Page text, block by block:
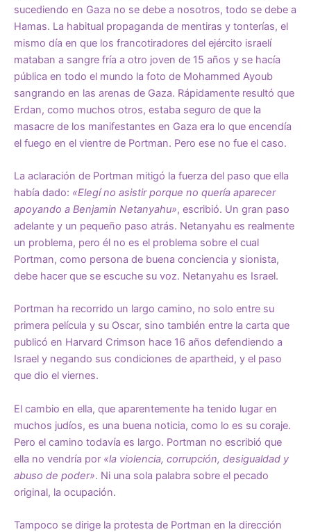
sucediendo en Gaza no se debe a nosotros, todo se debe a
Hamas. La habitual propaganda de mentiras y tonterías, el
mismo día en que los francotiradores del ejército israelí
mataban a sangre fría a otro joven de 15 años y se hacía
pública en todo el mundo la foto de Mohammed Ayoub
sangrando en las arenas de Gaza. Rápidamente resultó que
Erdan, como muchos otros, estaba seguro de que la
masacre de los manifestantes en Gaza era lo que encendía
el fuego en el vientre de Portman. Pero ese no fue el caso.
La aclaración de Portman mitigó la fuerza del paso que ella
había dado: «Elegí no asistir porque no quería aparecer
apoyando a Benjamin Netanyahu», escribió. Un gran paso
adelante y un pequeño paso atrás. Netanyahu es realmente
un problema, pero él no es el problema sobre el cual
Portman, como persona de buena conciencia y sionista,
debe hacer que se escuche su voz. Netanyahu es Israel.
Portman ha recorrido un largo camino, no solo entre su
primera película y su Oscar, sino también entre la carta que
publicó en Harvard Crimson hace 16 años defendiendo a
Israel y negando sus condiciones de apartheid, y el paso
que dio el viernes.
El cambio en ella, que aparentemente ha tenido lugar en
muchos judíos, es una buena noticia, como lo es su coraje.
Pero el camino todavía es largo. Portman no escribió que
ella no vendría por «la violencia, corrupción, desigualdad y
abuso de poder». Ni una sola palabra sobre el pecado
original, la ocupación.
Tampoco se dirige la protesta de Portman en la dirección